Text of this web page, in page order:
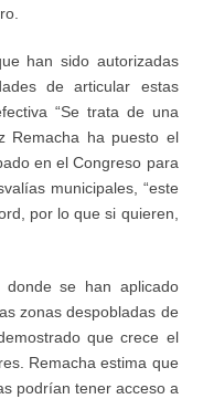
han sido autorizadas
de articular estas
“Se trata de una
Remacha ha puesto el
en el Congreso para
municipales, “este
por loque si quieren
donde se han aplicado
zonas despobladas de
que crece el
Remacha estima que
podrían tener acceso a